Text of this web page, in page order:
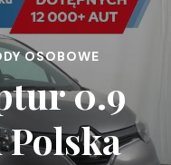
OSOBOWE
0.9
Polska